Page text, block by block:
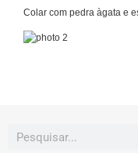
Colar com pedra àgata e